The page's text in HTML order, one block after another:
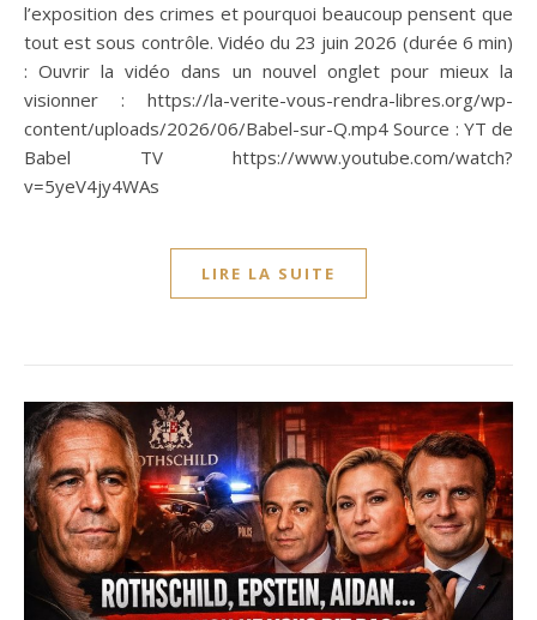
l’exposition des crimes et pourquoi beaucoup pensent que
tout est sous contrôle. Vidéo du 23 juin 2026 (durée 6 min)
: Ouvrir la vidéo dans un nouvel onglet pour mieux la
visionner : https://la-verite-vous-rendra-libres.org/wp-
content/uploads/2026/06/Babel-sur-Q.mp4 Source : YT de
Babel TV https://www.youtube.com/watch?
v=5yeV4jy4WAs
LIRE LA SUITE